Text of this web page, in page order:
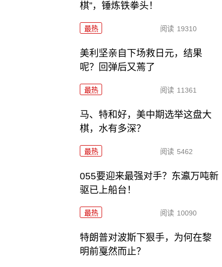
棋”，锤炼铁拳头！
最热 阅读 19310
美利坚亲自下场救日元，结果
呢？回弹后又蔫了
最热 阅读 11361
马、特和好，美中期选举这盘大
棋，水有多深？
最热 阅读 5462
055要迎来最强对手？东瀛万吨新
驱已上船台！
最热 阅读 10090
特朗普对波斯下狠手，为何在黎
明前戛然而止？